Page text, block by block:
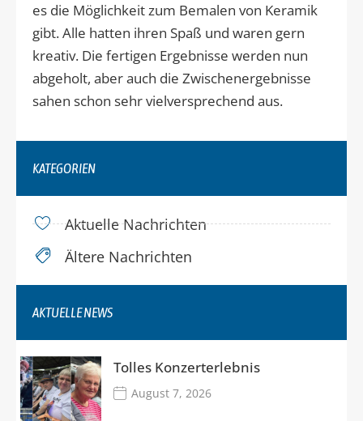
es die Möglichkeit zum Bemalen von Keramik
gibt. Alle hatten ihren Spaß und waren gern
kreativ. Die fertigen Ergebnisse werden nun
abgeholt, aber auch die Zwischenergebnisse
sahen schon sehr vielversprechend aus.
KATEGORIEN
Aktuelle Nachrichten
Ältere Nachrichten
AKTUELLE NEWS
Tolles Konzerterlebnis
August 7, 2026